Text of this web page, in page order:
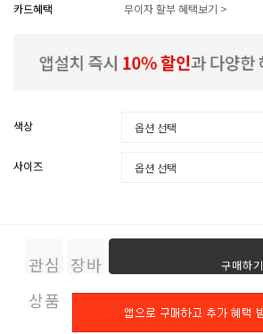
카드혜택
무이자 할부 혜택보기 >
색상
사이즈
관심
상품
장바
구니
구매하기